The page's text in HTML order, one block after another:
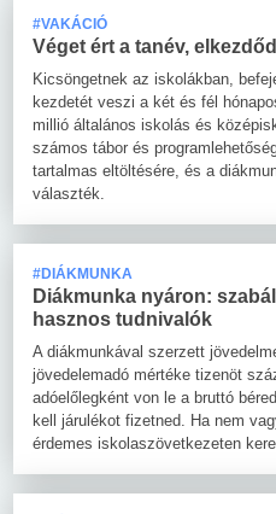
#VAKÁCIÓ
Véget ért a tanév,
Kicsöngetnek az iskolákban,
kezdetét veszi a két és fél
millió általános iskolás és
számos tábor és
tartalmas eltöltésére, és a
választék.
#DIÁKMUNKA
Diákmunka nyáron:
hasznos tudnivalók
A diákmunkával szerzett
jövedelemadó mértéke tizenöt
adóelőlegként von le a bruttó
kell járulékot fizetned. Ha nem
érdemes iskolaszövetkezeten